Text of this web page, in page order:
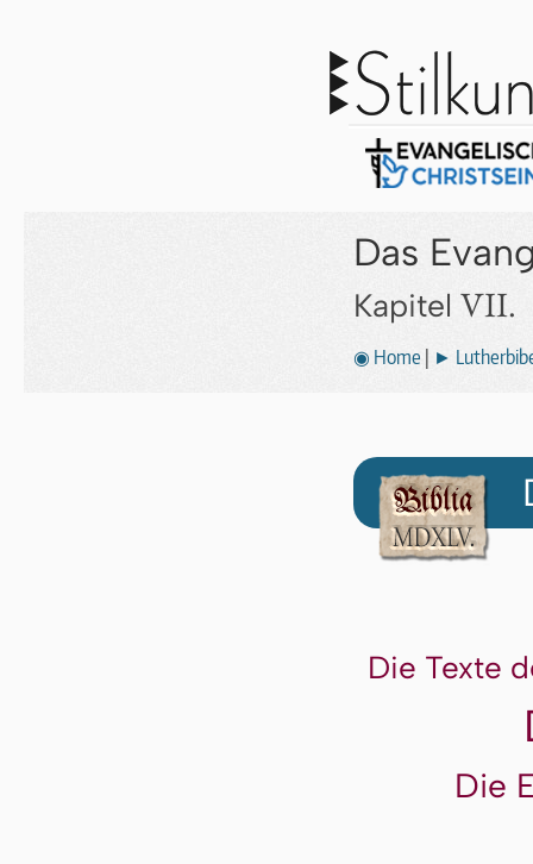
Das
Kapitel VII.
◉ Home ►
Die Texte
Die